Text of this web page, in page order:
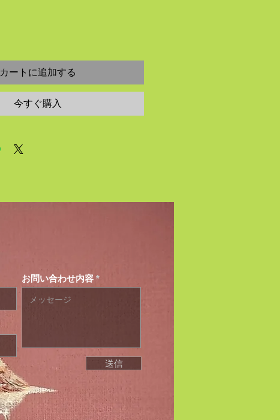
カートに追加する
今すぐ購入
お問い合わせ内容
送信